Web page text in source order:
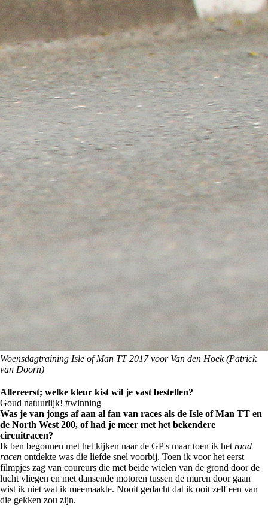
Woensdagtraining Isle of Man TT 2017 voor Van den Hoek (Patrick
van Doorn)
Allereerst; welke kleur kist wil je vast bestellen?
Goud natuurlijk! #winning
Was je van jongs af aan al fan van races als de Isle of Man TT en
de North West 200, of had je meer met het bekendere
circuitracen?
Ik ben begonnen met het kijken naar de GP's maar toen ik het road
racen ontdekte was die liefde snel voorbij. Toen ik voor het eerst
filmpjes zag van coureurs die met beide wielen van de grond door de
lucht vliegen en met dansende motoren tussen de muren door gaan
wist ik niet wat ik meemaakte. Nooit gedacht dat ik ooit zelf een van
die gekken zou zijn.